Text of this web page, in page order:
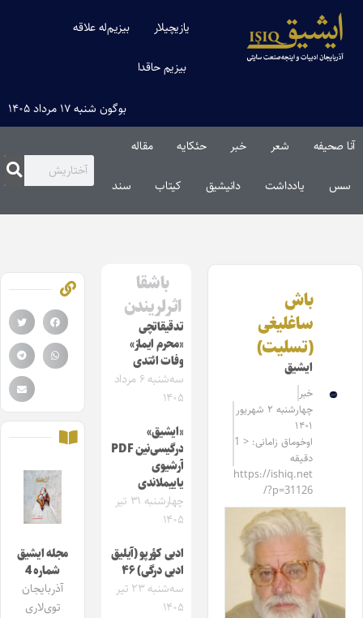
یازیچیلار بیزیم‌له علاقه
بیزیم حاقدا
بوگون شنبه ۱۷ مرداد ۱۴۰۵
آنا صحیفه شعر خبر حئکایه مقاله‌
سس یادداشت دانیشیق کیتاب سند
باش
ساغلیغی
(تسلیت)
ایشیق
خبر
چهارشنبه ۲ شهریور
۱۴۰۱
اوخوماق زامانی: < 1
دقیقه
https://ishiq.net
/?p=31126
باشقا
اثرلریندن
تدقیقاتچی
«محرم ایماز»
وفات ائتدی
سه‌شنبه ۶ مرداد
۱۴۰۵
«ایشیق»
درگیسی‌نین PDF
آرشیوی
یاییملاندی
چهارشنبه ۳۱ تیر
۱۴۰۵
ادبی کؤرپو (آیلیق
ادبی درگی) ۴۶
سه‌شنبه ۲۳ تیر
۱۴۰۵
مجله ایشیق
شماره 4
آذربایجان
توی‌لاری